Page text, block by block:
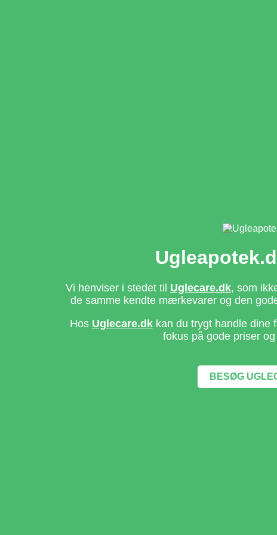
Vi henviser i stedet til Uglecare.dk, som
de samme kendte mærkevarer og den
Hos Uglecare.dkkan du trygt handle dine
fokus på gode priser
BESØG